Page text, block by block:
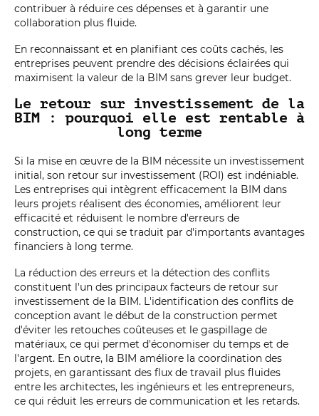
contribuer à réduire ces dépenses et à garantir une
collaboration plus fluide.
En reconnaissant et en planifiant ces coûts cachés, les
entreprises peuvent prendre des décisions éclairées qui
maximisent la valeur de la BIM sans grever leur budget.
Le retour sur investissement de la
BIM : pourquoi elle est rentable à
long terme
Si la mise en œuvre de la BIM nécessite un investissement
initial, son retour sur investissement (ROI) est indéniable.
Les entreprises qui intègrent efficacement la BIM dans
leurs projets réalisent des économies, améliorent leur
efficacité et réduisent le nombre d'erreurs de
construction, ce qui se traduit par d'importants avantages
financiers à long terme.
La réduction des erreurs et la détection des conflits
constituent l'un des principaux facteurs de retour sur
investissement de la BIM. L'identification des conflits de
conception avant le début de la construction permet
d'éviter les retouches coûteuses et le gaspillage de
matériaux, ce qui permet d'économiser du temps et de
l'argent. En outre, la BIM améliore la coordination des
projets, en garantissant des flux de travail plus fluides
entre les architectes, les ingénieurs et les entrepreneurs,
ce qui réduit les erreurs de communication et les retards.